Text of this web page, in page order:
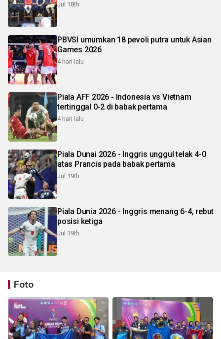
Jul 18th
PBVSI umumkan 18 pevoli putra untuk Asian
Games 2026
4 hari lalu
Piala AFF 2026 - Indonesia vs Vietnam
tertinggal 0-2 di babak pertama
4 hari lalu
Piala Dunai 2026 - Inggris unggul telak 4-0
atas Prancis pada babak pertama
Jul 19th
Piala Dunia 2026 - Inggris menang 6-4, rebut
posisi ketiga
Jul 19th
Foto